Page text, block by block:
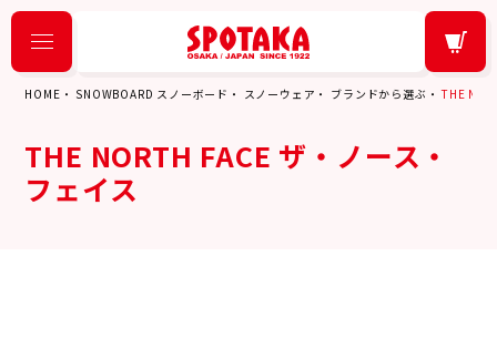
HOME SNOWBOARD スノーボード スノーウェア ブランドから選ぶ THE
THE NORTH FACE ザ・ノース・
フェイス